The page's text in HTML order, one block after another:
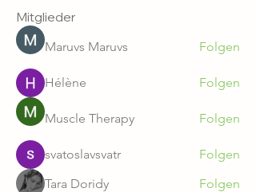
Mitglieder
Maruvs Maruvs Folgen
Hélène Folgen
Muscle Therapy Folgen
svatoslavsvatr
Folgen
Tara Doridy
Folgen